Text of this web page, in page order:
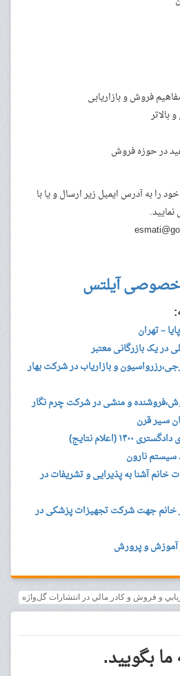
فروش و بازاریابی
را به آدرس ایمیل زیر ارسال و یا با
آیلتس
– تهران
یک بازرگانی معتبر
و بازاریاب در شرکت بهار
و منشی در شرکت چرم نگار
سـیر قرن
(اعلام نتایج)
نارون
خانم آشنا به پذیرایی و تشریفات در
خانم جهت شرکت تجهیزات پزشکی در
و فروش و كادر مالي در انتشارات گل‌واژه
بگویید.